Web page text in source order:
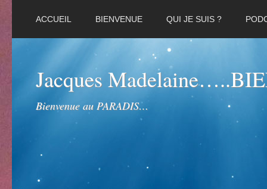
ACCUEIL BIENVENUE QUI JE SUIS ?
Jacques
Bienvenue au PARADIS…